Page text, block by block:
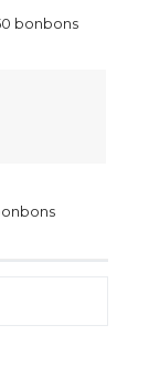
bonbons